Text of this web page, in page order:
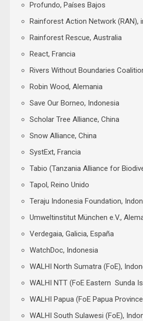
Profundo, Países Bajos
Rainforest Action Network (RAN),
Rainforest Rescue, Australia
React, Francia
Rivers Without Boundaries
Robin Wood, Alemania
Save Our Borneo, Indonesia
Scholar Tree Alliance, China
Snow Alliance, China
SystExt, Francia
Tabio (Tanzania Alliance for
Tapol, Reino Unido
Teraju Indonesia Foundation,
Umweltinstitut München e.V.,
Verdegaia, Galicia, España
WatchDoc, Indonesia
WALHI North Sumatra (FoE),
WALHI NTT (FoE Eastern Sunda
WALHI Papua (FoE Papua
WALHI South Sulawesi (FoE),